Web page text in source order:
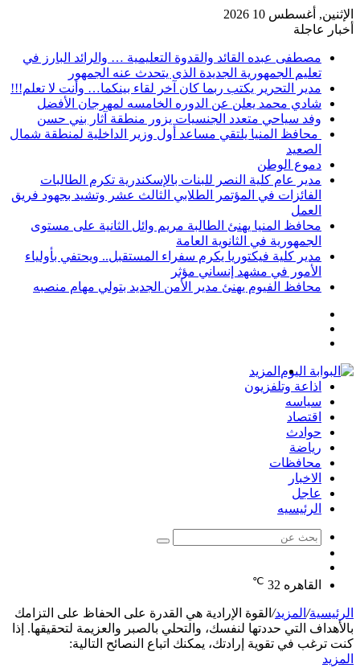
الإثنين, أغسطس 10 2026
أخبار عاجلة
مصطفى عبده القائد والقدوة التعليمية … والرائد البارز في
تعليم الجمهورية الجديدة الذى يتحدث عنه الجمهور
مدير التحرير يكتب ربما كان آخر لقاء بينكما… وأنت لا تعلم!!!
شادي محمد يعلن عن الدوره الخامسه لمهرجان الأفضل
وفد سياحي متعدد الجنسيات يزور منطقة آثار بني حسن
محافظ المنيا يلتقي مساعد أول وزير الداخلية لمنطقة شمال
الصعيد
دموع الوطن
مدير عام كلية النصر للبنات بالإسكندرية تكرم الطالبات
الفائزات في المؤتمر الطلابي الثالث عشر وتشيد بجهود فريق
العمل
محافظ المنيا يهنئ الطالبة مريم وائل الثانية على مستوى
الجمهورية في الثانوية العامة
مدير كلية فيكتوريا يكرم سفراء المستقبل.. ويحتفي بأولياء
الأمور في مشهد إنساني مؤثر
محافظ الفيوم يهنئ مدير الأمن الجديد بتولي مهام منصبه
المزيد
اذاعة وتلفزيون
سياسه
اقتصاد
حوادث
رياضة
محافظات
الاخبار
عاجل
الرئيسيه
بحث
عشوائي
القاهره 32
℃
الرئيسية/ المزيد/ القوة الإرادية هي القدرة على الحفاظ على التزامك
بالأهداف التي حددتها لنفسك، والتحلي بالصبر والعزيمة لتحقيقها. إذا
كنت ترغب في تقوية إرادتك، يمكنك اتباع النصائح التالية:
المزيد